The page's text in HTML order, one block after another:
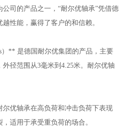
司的产品之一，“耐尔优轴承”凭借德
性能，赢得了客户的和信赖。
）** 是德国耐尔优集团的产品，主要
径范围从3毫米到4.25米。耐尔优轴
优轴承在高负荷和冲击负荷下表现
适用于承受重负荷的场合。